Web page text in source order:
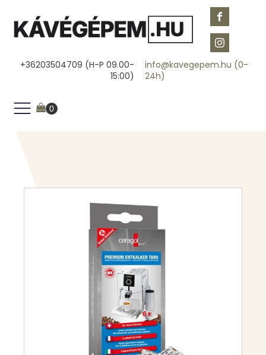
+36203504709 (H-P 09.00-
15:00)
info@kavegepem.hu (0-
24h)